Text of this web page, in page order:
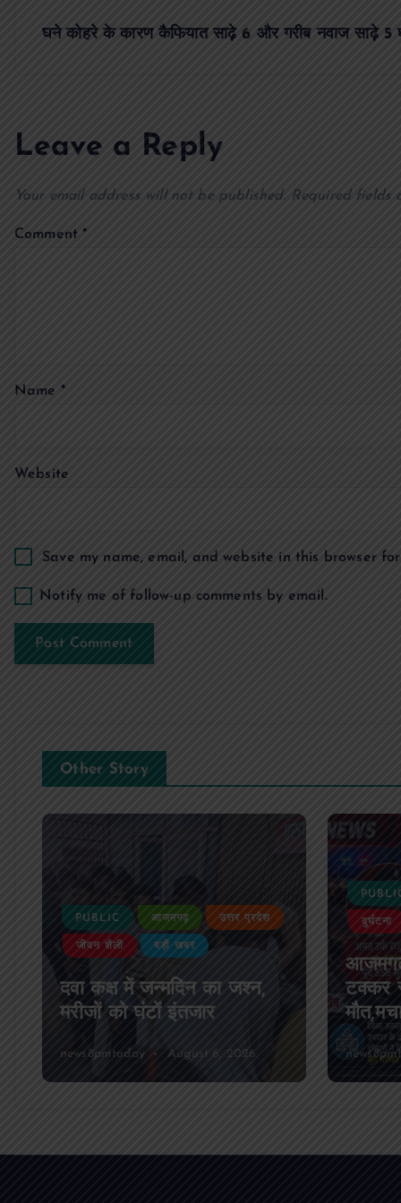
n
a
v
a
i
o
n
घने कोहरे के कारण कैफियात साढ़े 6 और गरीब नवाज साढ़े
Leave a Reply
Your email address will not be published. Required fields
Comment*
Name *
Website
Save my name, email, and website in this browser
Notify me of follow-up comments by email.
Other Story
PUBLIC आजमगढ़ उत्तर प्रदेश
जीवन शैली बड़ी खबर
दवा कक्ष में जन्मदिन का जश्न,
मरीजों को घंटों इंतजार
news8pmtoday August 6, 2026
दुर्घटना
टक्कर